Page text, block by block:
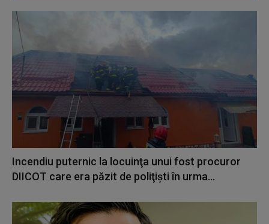
Incendiu puternic la locuinţa unui fost procuror
DIICOT care era păzit de poliţişti în urma...